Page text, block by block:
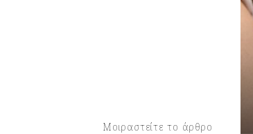
Μοιραστείτε το άρθρο